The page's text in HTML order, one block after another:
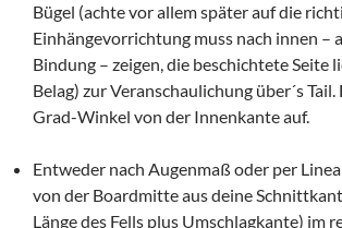
Bügel (achte vor allem später auf die
Einhängevorrichtung muss nach innen –
Bindung – zeigen, die beschichtete Seite
Belag) zur Veranschaulichung über´s Tail.
Grad-Winkel von der Innenkante auf.
Entweder nach Augenmaß oder per
von der Boardmitte aus deine
Länge des Fells plus Umschlagkante) im